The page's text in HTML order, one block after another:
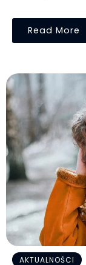
Read More
AKTUALNOŚCI